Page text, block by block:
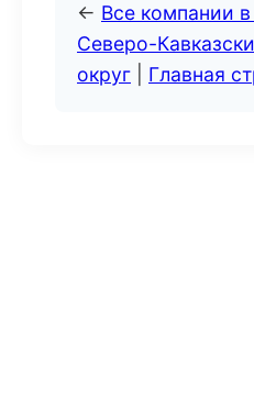
← Все компании
Северо-
округ
Главная